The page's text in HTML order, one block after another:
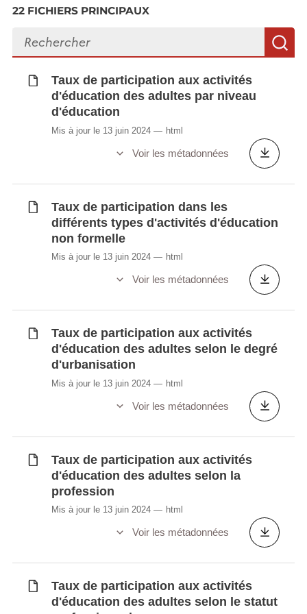
d'éducation des adultes par niveau
d'éducation
Taux de participation aux activités
d'éducation des adultes par sexe
Taux de participation aux activités
d'éducation des adultes selon la profession
Taux de participation aux activités
d'éducation des adultes selon le degré
Taux de participation aux activités
professionnel
Taux de participation dans les différents
types d'activités d'éducation non formelle
Synchronisé automatiquement depuis labase de
données LUSTAT
22 FICHIERS PRINCIPAUX
Rechercher des fichiers
Taux de participation aux activités
d'éducation des adultes par niveau
d'éducation
Mis à jour le 13 juin 2024 html
Voir les métadonnées
Taux de participation dans les
différents types d'activités d'éducation
non formelle
Mis à jour le 13 juin 2024 html
Voir les métadonnées
Taux de participation aux activités
d'éducation des adultes selon le degré
d'urbanisation
Mis à jour le 13 juin 2024 html
Voir les métadonnées
Taux de participation aux activités
d'éducation des adultes selon la
profession
Mis à jour le 13 juin 2024 html
Voir les métadonnées
Taux de participation aux activités
d'éducation des adultes selon le statut